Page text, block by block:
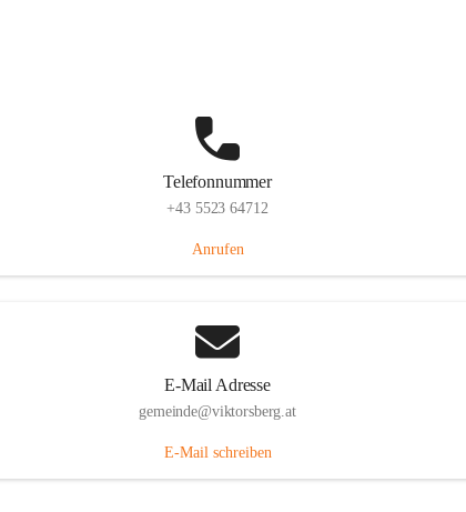
Telefonnummer
+43 5523 64712
Anrufen
E-Mail Adresse
gemeinde@viktorsberg.at
E-Mail schreiben